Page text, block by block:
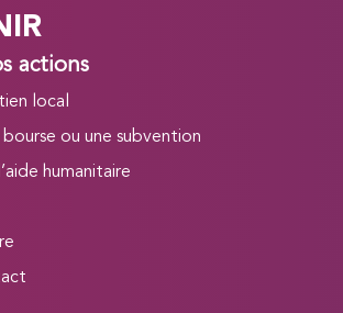
actions
local
ou une subvention
humanitaire